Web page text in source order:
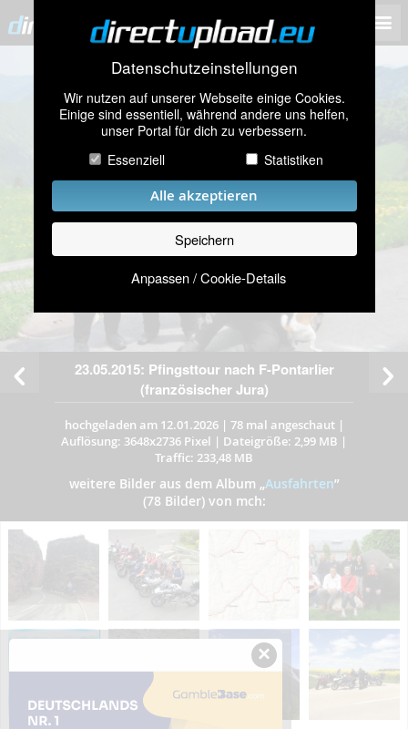
Datenschutzeinstellungen
Wir nutzen auf unserer Webseite einige Cookies.
Einige sind essentiell, während andere uns helfen,
unser Portal für dich zu verbessern.
Essenziell
Statistiken
Alle akzeptieren
Speichern
Anpassen / Cookie-Details
23.05.2015: Pfingsttour nach F-Pontarlier
(französischer Jura)
hochgeladen am 12.01.2026| 78 mal angeschaut|
Auflösung: 3648x2736 Pixel | Dateigröße: 2,99 MB |
Traffic: 233,48 MB
weitere Bilder aus dem Album „Ausfahrten”
(78 Bilder) von mch:
×